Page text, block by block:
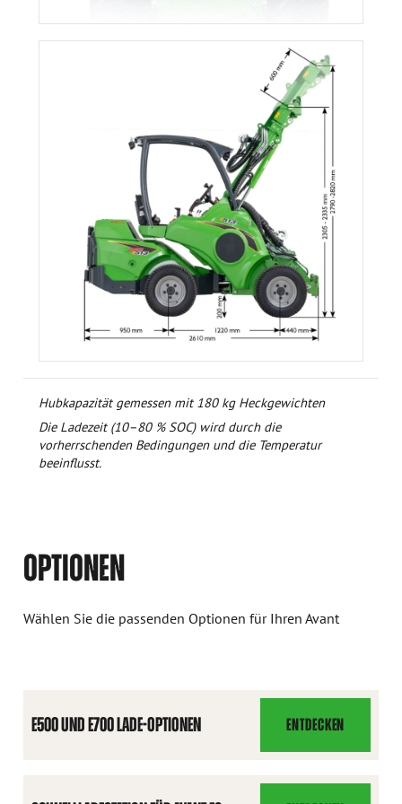
Hubkapazität gemessen mit 180 kg Heckgewichten
Die Ladezeit (10–80 % SOC) wird durch die
vorherrschenden Bedingungen und die Temperatur
beeinflusst.
OPTIONEN
Wählen Sie die passenden Optionen für Ihren Avant
E500 UND E700 LADE-OPTIONEN ENTDECKEN
E500
UND
E700